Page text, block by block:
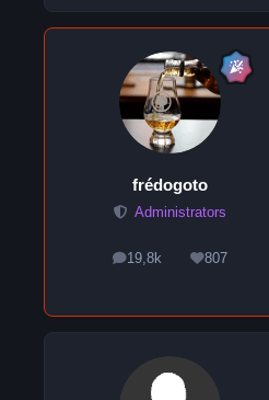
frédogoto
Administrators
19,8k
messages807
Réputation